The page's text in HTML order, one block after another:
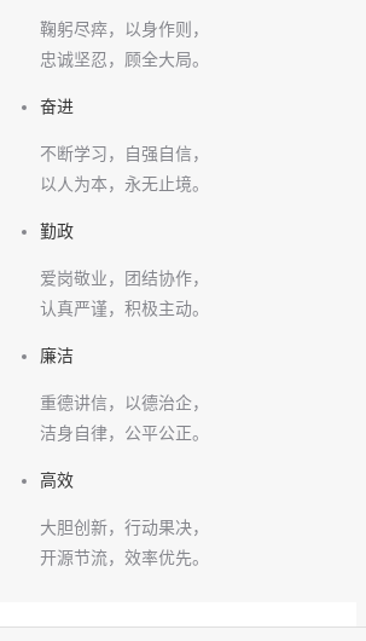
鞠躬尽瘁，以身作则，
忠诚坚忍，顾全大局。
奋进
不断学习，自强自信，
以人为本，永无止境。
勤政
爱岗敬业，团结协作，
认真严谨，积极主动。
廉洁
重德讲信，以德治企，
洁身自律，公平公正。
高效
大胆创新，行动果决，
开源节流，效率优先。